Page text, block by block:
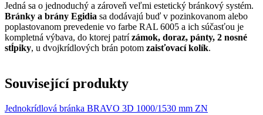
Jedná sa o jednoduchý a zároveň veľmi estetický bránkový systém.
Bránky a brány Egidia sa dodávajú buď v pozinkovanom alebo
poplastovanom prevedenie vo farbe RAL 6005 a ich súčasťou je
kompletná výbava, do ktorej patrí zámok, doraz, pánty, 2 nosné
stĺpiky, u dvojkrídlových brán potom zaisťovací kolík.
Související produkty
Jednokrídlová bránka BRAVO 3D 1000/1530 mm ZN